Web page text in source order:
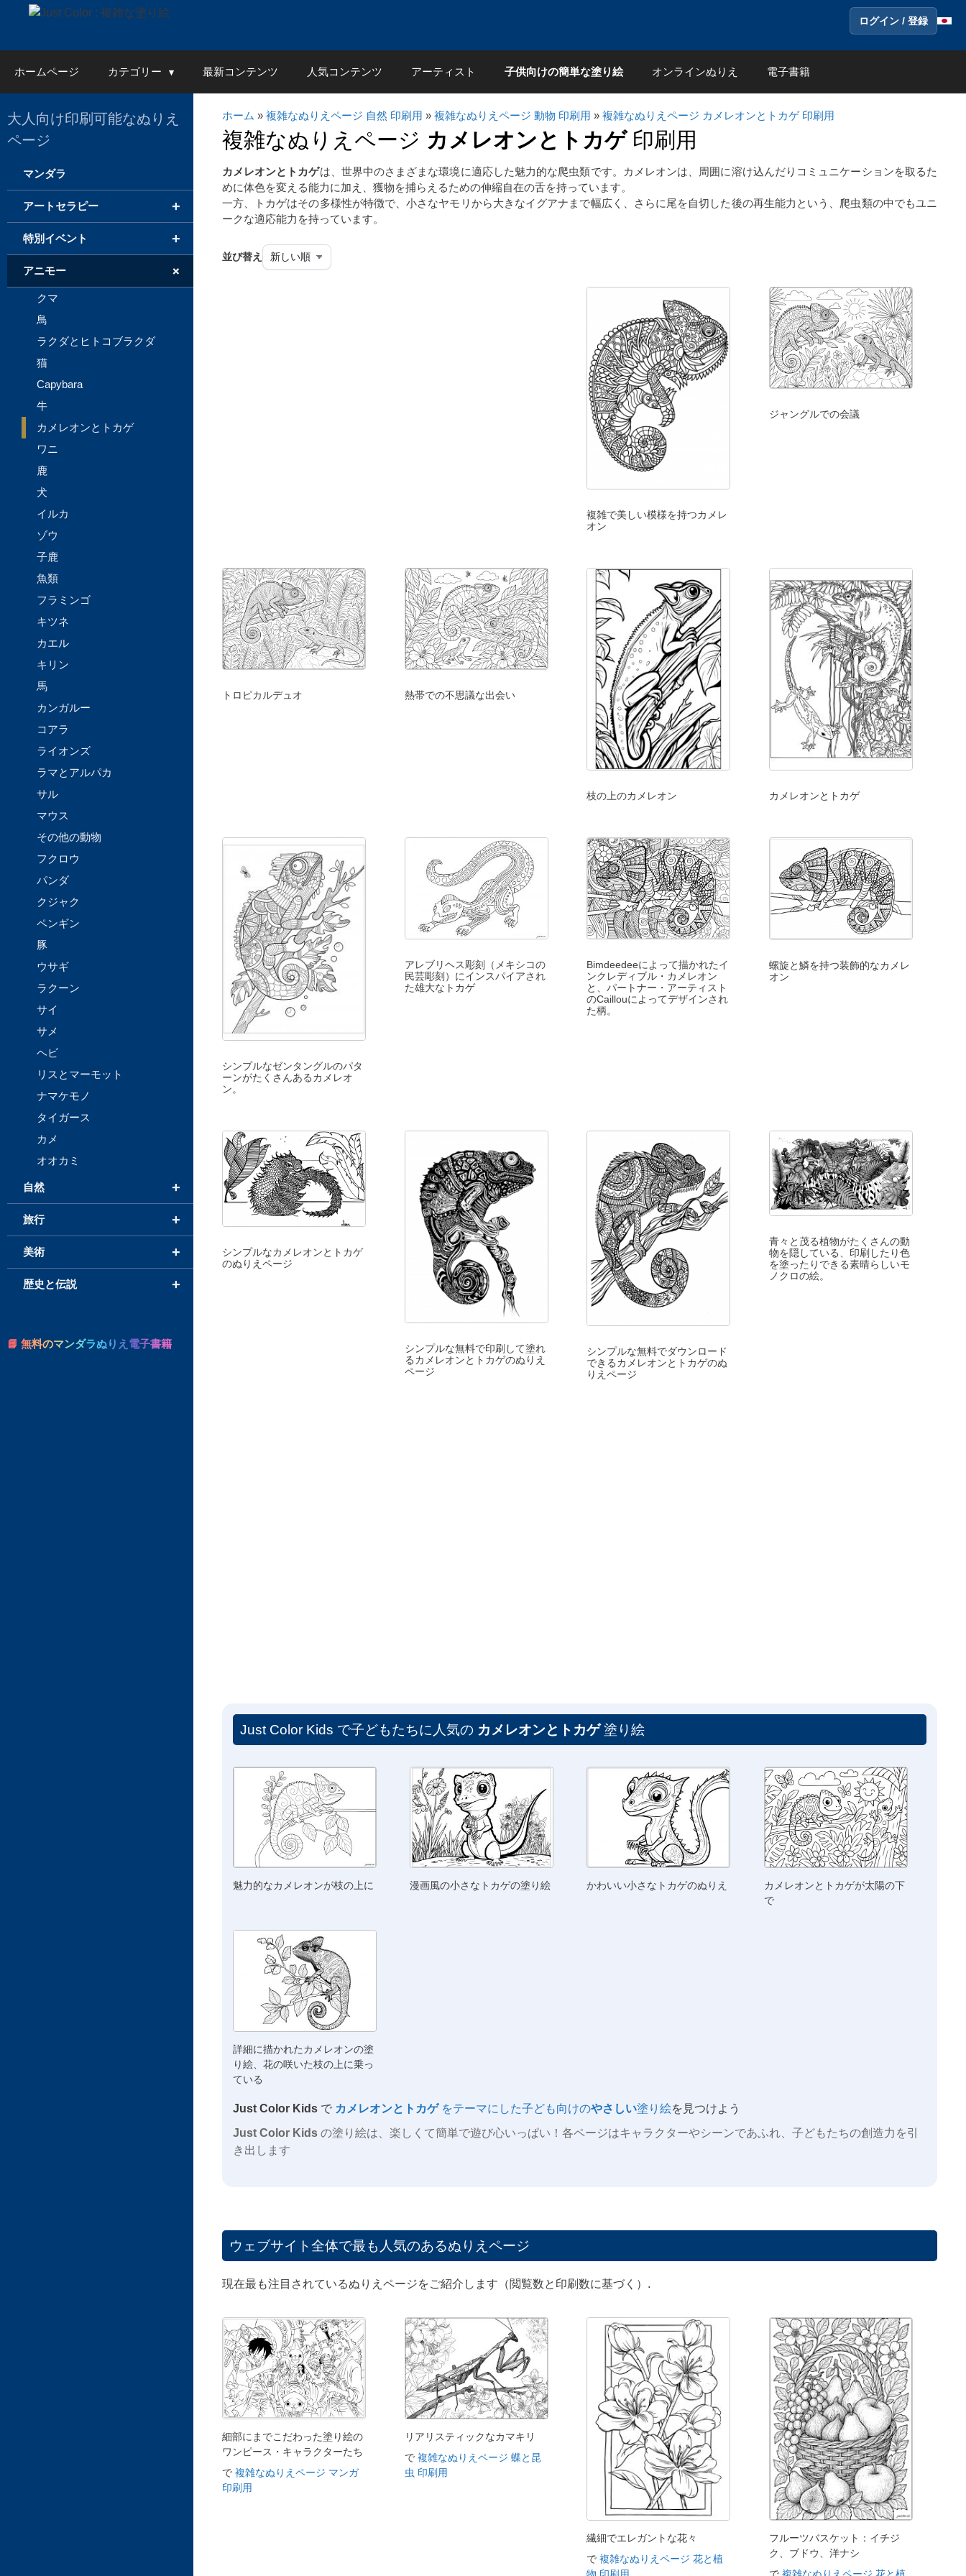
ログイン / 登録
ホームページ カテゴリー 最新コンテンツ 人気コンテンツ アーティスト 子供向けの簡単な塗り絵 オンラインぬりえ 電子書籍
ホーム » 複雑なぬりえページ 自然 印刷用 » 複雑なぬりえページ 動物 印刷用 » 複雑なぬりえページ カメレオンとトカゲ 印刷用
複雑なぬりえページ カメレオンとトカゲ印刷用
カメレオンとトカゲは、世界中のさまざまな環境に適応した魅力的な爬虫類です。カメレオンは、周囲に溶け込んだりコミュニケーションを取るた
めに体色を変える能力に加え、獲物を捕らえるための伸縮自在の舌を持っています。
一方、トカゲはその多様性が特徴で、小さなヤモリから大きなイグアナまで幅広く、さらに尾を自切した後の再生能力という、爬虫類の中でもユニ
ークな適応能力を持っています。
並び替え
複雑で美しい模様を持つカメレ
オン
ジャングルでの会議
トロピカルデュオ 熱帯での不思議な出会い
枝の上のカメレオン カメレオンとトカゲ
シンプルなゼンタングルのパタ
ーンがたくさんあるカメレオ
ン。
アレブリヘス彫刻（メキシコの
民芸彫刻）にインスパイアされ
た雄大なトカゲ
Bimdeedeeによって描かれたイ
ンクレディブル・カメレオン
と、パートナー・アーティスト
のCaillouによってデザインされ
た柄。
螺旋と鱗を持つ装飾的なカメレ
オン
シンプルなカメレオンとトカゲ
のぬりえページ
シンプルな無料で印刷して塗れ
るカメレオンとトカゲのぬりえ
ページ
シンプルな無料でダウンロード
できるカメレオンとトカゲのぬ
りえページ
青々と茂る植物がたくさんの動
物を隠している、印刷したり色
を塗ったりできる素晴らしいモ
ノクロの絵。
Just Color Kids で子どもたちに人気の カメレオンとトカゲ塗り絵
魅力的なカメレオンが枝の上に 漫画風の小さなトカゲの塗り絵 かわいい小さなトカゲのぬりえ
カメレオンとトカゲが太陽の下
で
詳細に描かれたカメレオンの塗
り絵、花の咲いた枝の上に乗っ
ている
Just Color Kidsで カメレオンとトカゲをテーマにした子ども向けのやさしい塗り絵を見つけよう
Just Color Kidsの塗り絵は、楽しくて簡単で遊び心いっぱい！各ページはキャラクターやシーンであふれ、子どもたちの創造力を引
き出します
ウェブサイト全体で最も人気のあるぬりえページ
現在最も注目されているぬりえページをご紹介します（閲覧数と印刷数に基づく）.
細部にまでこだわった塗り絵の
ワンピース・キャラクターたち
で 複雑なぬりえページ マンガ
印刷用
リアリスティックなカマキリ
で 複雑なぬりえページ 蝶と昆
虫 印刷用
繊細でエレガントな花々
で複雑なぬりえページ 花と植
物 印刷用
フルーツバスケット：イチジ
ク、ブドウ、洋ナシ
で複雑なぬりえページ 花と植
大人向け印刷可能なぬりえ
ページ
マンダラ
+
アートセラピー
+
特別イベント
+
アニモー
クマ
鳥
ラクダとヒトコブラクダ
猫
Capybara
牛
カメレオンとトカゲ
ワニ
鹿
犬
イルカ
ゾウ
子鹿
魚類
フラミンゴ
キツネ
カエル
キリン
馬
カンガルー
コアラ
ライオンズ
ラマとアルパカ
サル
マウス
その他の動物
フクロウ
パンダ
クジャク
ペンギン
豚
ウサギ
ラクーン
サイ
サメ
ヘビ
リスとマーモット
ナマケモノ
タイガース
カメ
オオカミ
+
自然
+
旅行
+
美術
+
歴史と伝説
📘 無料のマンダラぬりえ電子書籍